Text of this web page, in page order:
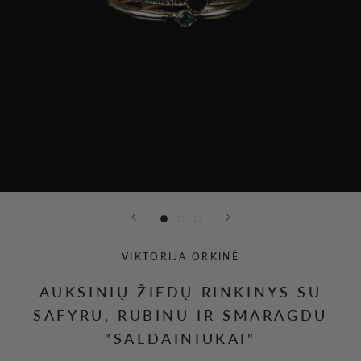
VIKTORIJA ORKINĖ
AUKSINIŲ ŽIEDŲ RINKINYS SU
SAFYRU, RUBINU IR SMARAGDU
"SALDAINIUKAI"